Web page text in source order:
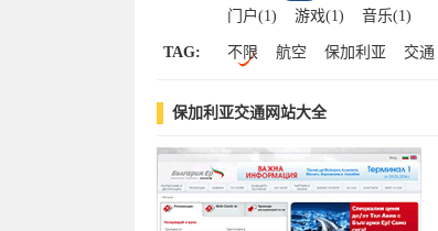
塞尔维亚(1)
捷克(1) 波兰(1)
白俄罗斯(1)
法罗群岛(1)
门户(1)
游戏(1) 音乐(1)
TAG: 不限 航空 保加利亚 交通
保加利亚交通网站大全